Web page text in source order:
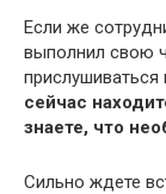
Если же
выполнил свою
сейчас
знаете, что
Сильно ждете